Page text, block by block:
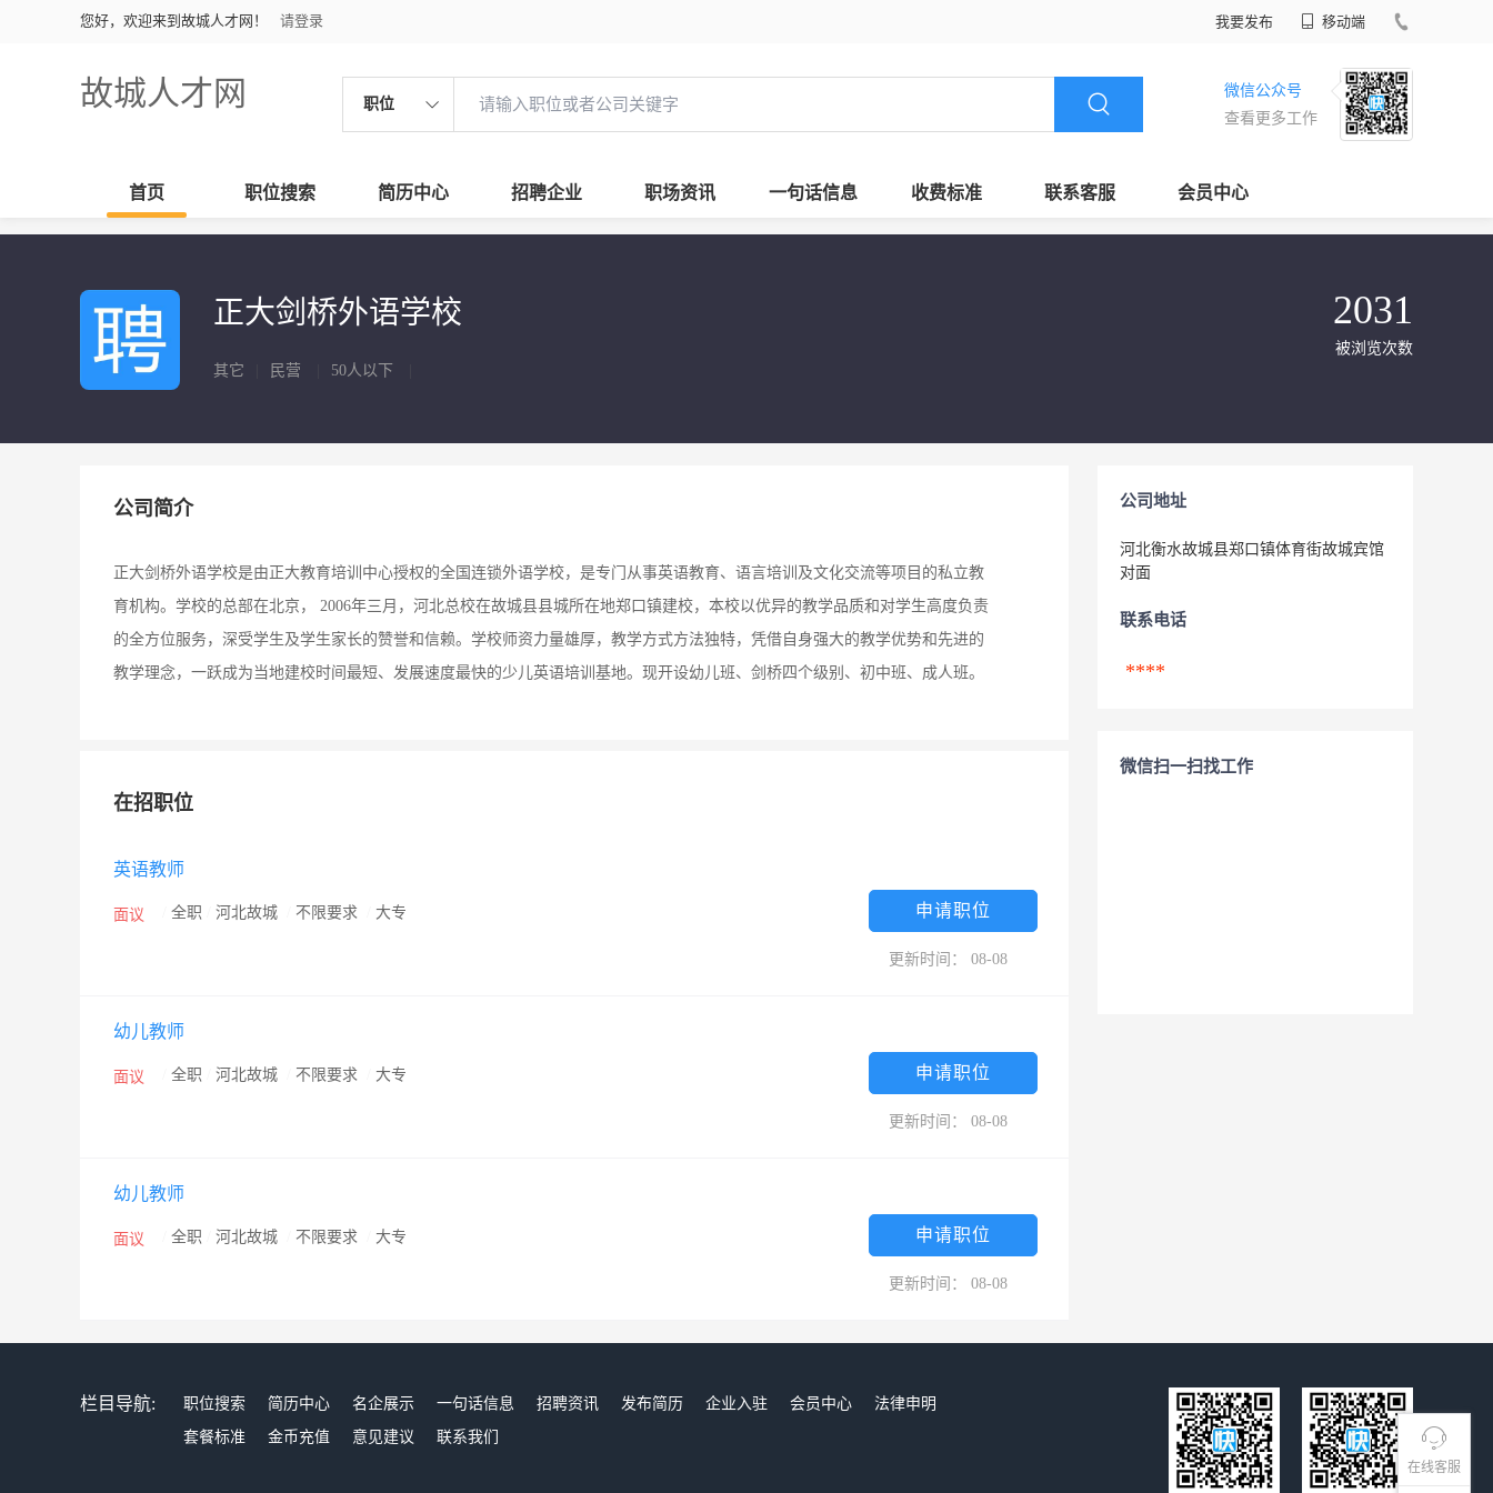
您好，欢迎来到故城人才网！ 请登录 我要发布 移动端
故城人才网 职位
微信公众号
查看更多工作
首页 职位搜索 简历中心 招聘企业 职场资讯 一句话信息 收费标准 联系客服 会员中心
在线客服
正大剑桥外语学校
其它 民营 50人以下
2031
被浏览次数
公司简介
正大剑桥外语学校是由正大教育培训中心授权的全国连锁外语学校，是专门从事英语教育、语言培训及文化交流等项目的私立教
育机构。学校的总部在北京， 2006年三月，河北总校在故城县县城所在地郑口镇建校，本校以优异的教学品质和对学生高度负责
的全方位服务，深受学生及学生家长的赞誉和信赖。学校师资力量雄厚，教学方式方法独特，凭借自身强大的教学优势和先进的
教学理念，一跃成为当地建校时间最短、发展速度最快的少儿英语培训基地。现开设幼儿班、剑桥四个级别、初中班、成人班。
在招职位
英语教师
面议 全职 河北故城 不限要求 大专 申请职位
更新时间： 08-08
幼儿教师
面议 全职 河北故城 不限要求 大专 申请职位
更新时间： 08-08
幼儿教师
面议 全职 河北故城 不限要求 大专 申请职位
更新时间： 08-08
公司地址
河北衡水故城县郑口镇体育街故城宾馆
对面
联系电话
****
微信扫一扫找工作
栏目导航: 职位搜索 简历中心 名企展示 一句话信息 招聘资讯 发布简历 企业入驻 会员中心
法律申明
套餐标准
金币充值 意见建议 联系我们